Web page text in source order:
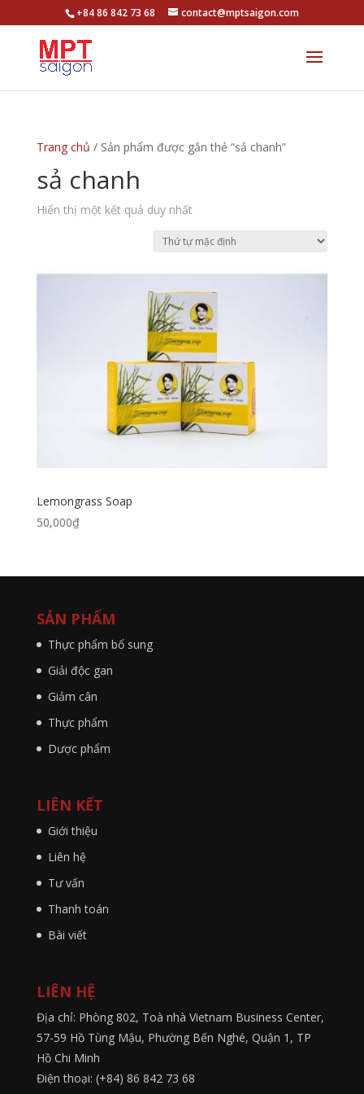
+84 86 842 73 68 contact@mptsaigon.com
Trang chủ / Sản phẩm được gắn thẻ “sả chanh”
sả chanh
Hiển thị một kết quả duy nhất
Lemongrass Soap
50,000₫
SẢN PHẨM
Thực phẩm bổ sung
Giải độc gan
Giảm cân
Thực phẩm
Dược phẩm
LIÊN KẾT
Giới thiệu
Liên hệ
Tư vấn
Thanh toán
Bài viết
LIÊN HỆ
Địa chỉ: Phòng 802, Toà nhà Vietnam Business Center,
57-59 Hồ Tùng Mậu, Phường Bến Nghé, Quận 1, TP
Hồ Chi Minh
Điện thoại: (+84) 86 842 73 68